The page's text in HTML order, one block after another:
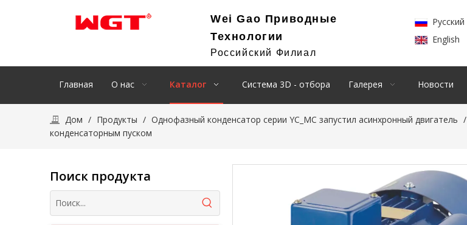
Wei Gao Приводные
Технологии
Российский Филиал
Pусский
English
Главная О нас Каталог Система 3D - отбора Галерея Новости
Дом / Продукты / Однофазный конденсатор серии YC_MC запустил асинхронный двигатель /
конденсаторным пуском
Поиск продукта